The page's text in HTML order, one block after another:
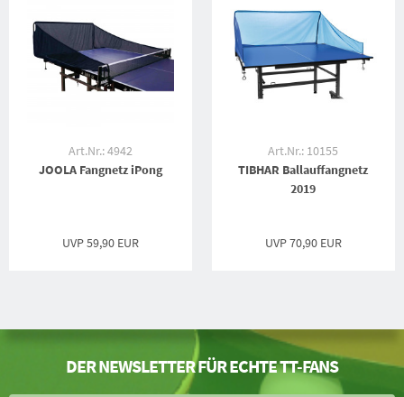
Art.Nr.: 4942
JOOLA Fangnetz iPong
UVP59,90 EUR
Art.Nr.: 10155
TIBHAR Ballauffangnetz
2019
UVP70,90 EUR
DER NEWSLETTER FÜR ECHTE TT-FANS